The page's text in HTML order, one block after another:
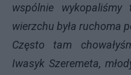
wspólnie
wierzchu była ruchoma
Często tam
Iwasyk Szeremeta,